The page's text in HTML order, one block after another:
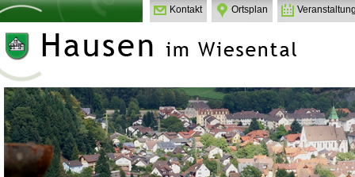
Kontakt Ortsplan